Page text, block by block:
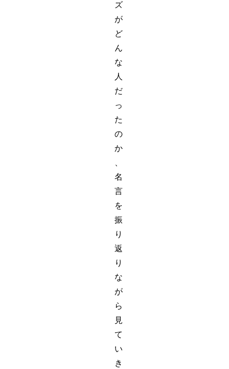
ズ
が
ど
ん
な
人
だ
っ
た
の
か
名
言
を
振
り
返
り
な
が
ら
見
て
い
き